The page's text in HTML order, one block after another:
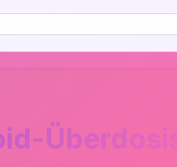
Überdosis.